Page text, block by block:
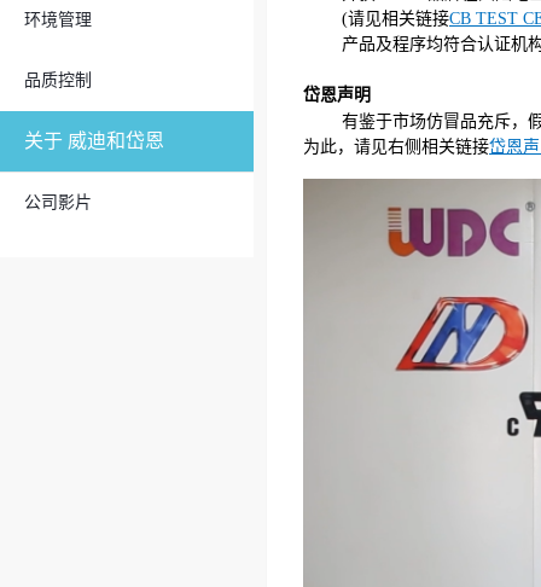
环境管理
品质控制
关于 威迪和岱恩
公司影片
(请见相关链接CB TEST
产品及程序均符合认证机构
岱恩声明
有鉴于市场仿冒品充斥，
为此，请见右侧相关链接岱恩